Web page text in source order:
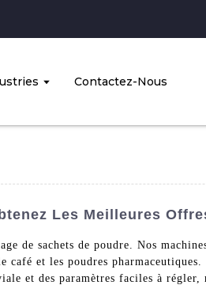
Contactez-Nous
Les Meilleures
de sachets de poudre. Nos
et les poudres pharmaceutiques.
et des paramètres faciles à